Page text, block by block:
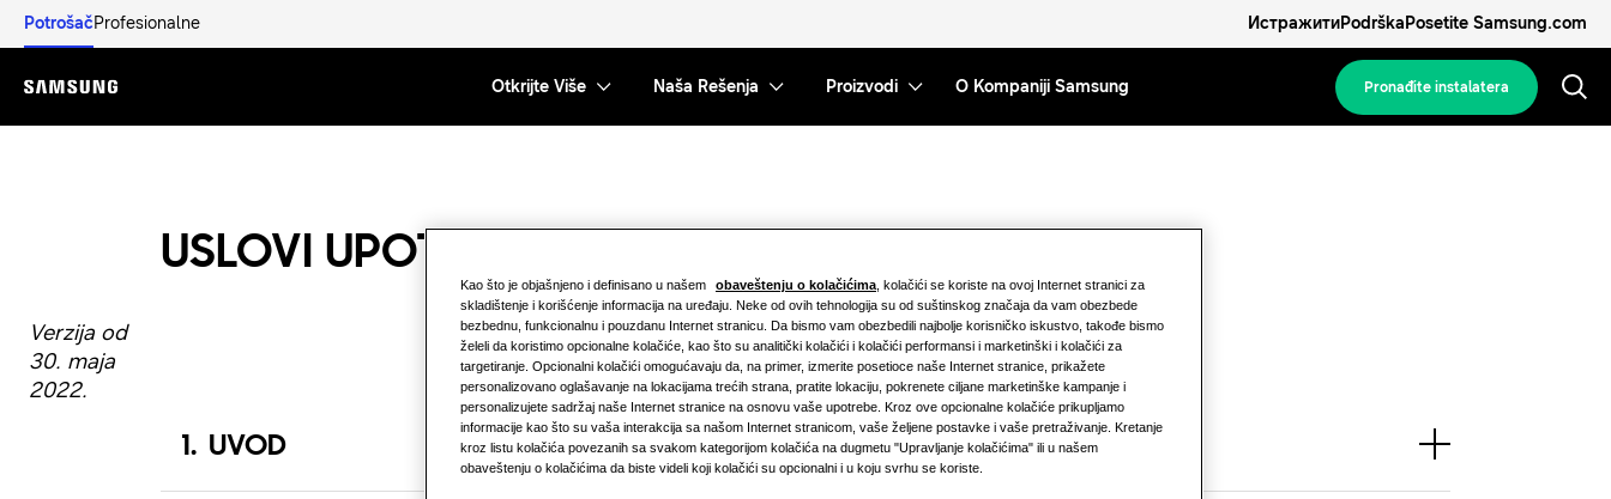
PotrošačProfesionalne ИстражитиPodrškaPosetite Samsung.com
Menu
Otkrijte Više Naša Rešenja Proizvodi O Kompaniji Samsung Pronađite instalatera
USLOVI UPOTREBE
Verzija od
30. maja
2022.
1. UVOD
Kao što je objašnjeno i definisano u našem obaveštenju o kolačićima , kolačići se koriste na ovoj Internet stranici za
skladištenje i korišćenje informacija na uređaju. Neke od ovih tehnologija su od suštinskog značaja da vam obezbede
bezbednu, funkcionalnu i pouzdanu Internet stranicu. Da bismo vam obezbedili najbolje korisničko iskustvo, takođe bismo
želeli da koristimo opcionalne kolačiće, kao što su analitički kolačići i kolačići performansi i marketinški i kolačići za
targetiranje. Opcionalni kolačići omogućavaju da, na primer, izmerite posetioce naše Internet stranice, prikažete
personalizovano oglašavanje na lokacijama trećih strana, pratite lokaciju, pokrenete ciljane marketinške kampanje i
personalizujete sadržaj naše Internet stranice na osnovu vaše upotrebe. Kroz ove opcionalne kolačiće prikupljamo
informacije kao što su vaša interakcija sa našom Internet stranicom, vaše željene postavke i vaše pretraživanje. Kretanje
kroz listu kolačića povezanih sa svakom kategorijom kolačića na dugmetu "Upravljanje kolačićima" ili u našem
obaveštenju o kolačićima da biste videli koji kolačići su opcionalni i u koju svrhu se koriste.